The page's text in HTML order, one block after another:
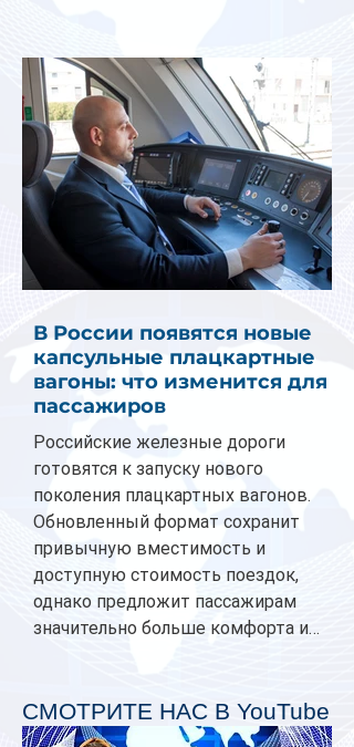
В России появятся новые
капсульные плацкартные
вагоны: что изменится для
пассажиров
Российские железные дороги
готовятся к запуску нового
поколения плацкартных вагонов.
Обновленный формат сохранит
привычную вместимость и
доступную стоимость поездок,
однако предложит пассажирам
значительно больше комфорта и
планируется начать в 2027 году.
Одним из главных нововведений
СМОТРИТЕ НАС В YouTube